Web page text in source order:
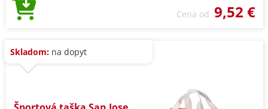
Cena od 9,52 €
Skladom: na dopyt